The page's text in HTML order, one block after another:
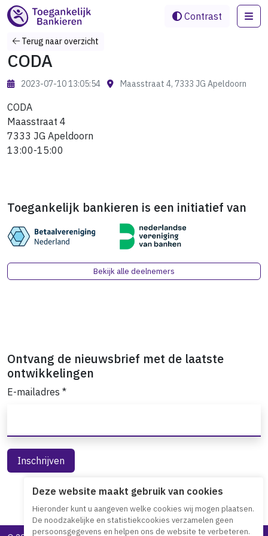
Contrast
Terug naar overzicht
CODA
2023-07-10 13:05:54 Maasstraat 4, 7333 JG Apeldoorn
CODA
Maasstraat 4
7333 JG Apeldoorn
13:00-15:00
Toegankelijk bankieren is een initiatief van
Bekijk alle deelnemers
Ontvang de nieuwsbrief met de laatste
ontwikkelingen
E-mailadres *
Deze website maakt gebruik van cookies
Hieronder kunt u aangeven welke cookies wij mogen plaatsen.
De noodzakelijke en statistiekcookies verzamelen geen
persoonsgegevens en helpen ons de website te verbeteren.